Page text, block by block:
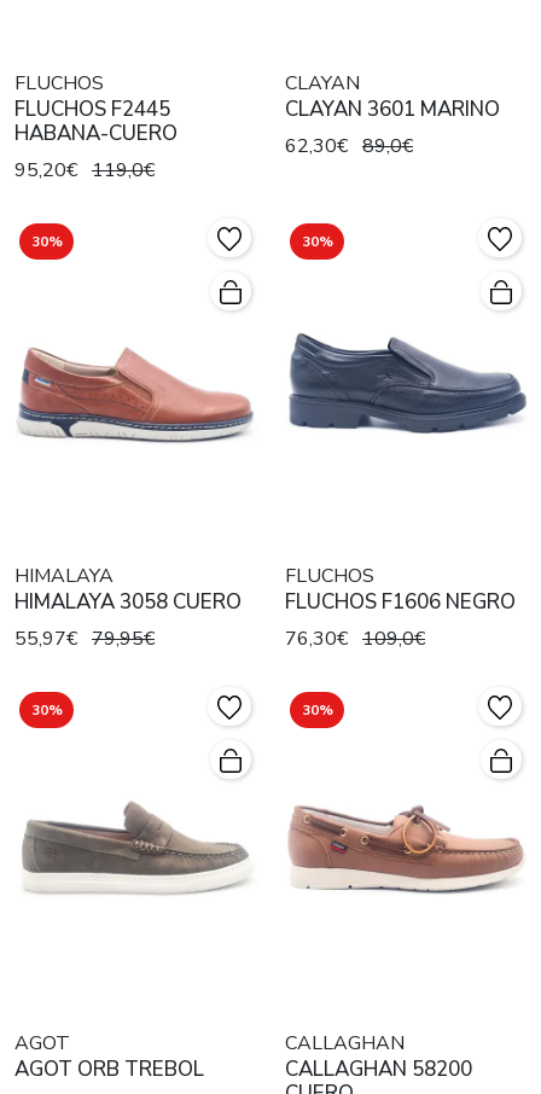
FLUCHOS
FLUCHOS F2445
HABANA-CUERO
95,20€ 119,0€
CLAYAN
CLAYAN 3601 MARINO
62,30€ 89,0€
30%
HIMALAYA
HIMALAYA 3058 CUERO
55,97€ 79,95€
30%
FLUCHOS
FLUCHOS F1606 NEGRO
76,30€ 109,0€
30%
AGOT
AGOT ORB TREBOL
30%
CALLAGHAN
CALLAGHAN 58200